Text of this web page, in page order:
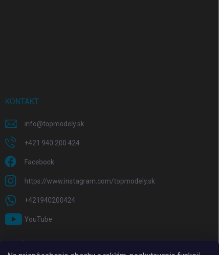
KONTAKT
info@topmodely.sk
+421 940 200 424
Facebook
https://www.instagram.com/topmodely.sk
+421940200424
YouTube